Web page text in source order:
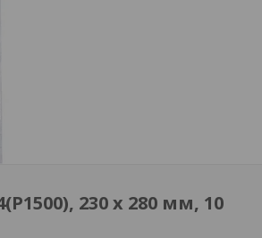
230 х 280 мм, 10